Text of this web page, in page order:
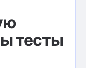
тесты